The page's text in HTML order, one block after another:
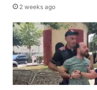
2 weeks ago